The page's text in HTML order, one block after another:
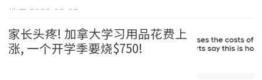
地产 2026-08-08
家长头疼! 加拿大学习用品花费上
涨, 一个开学季要烧$750!